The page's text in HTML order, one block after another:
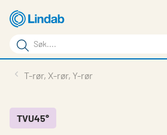
hovedinnhold
Søkeord
Søk
på
Last ned
T-rør, X-rør, Y-rør
TVU45°